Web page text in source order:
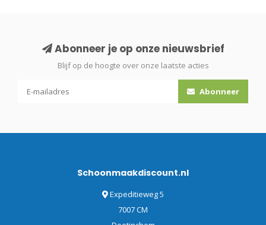
Abonneer je op onze nieuwsbrief
Blijf op de hoogte over onze laatste acties
Abonneer
Schoonmaakdiscount.nl
Expeditieweg 5
7007 CM